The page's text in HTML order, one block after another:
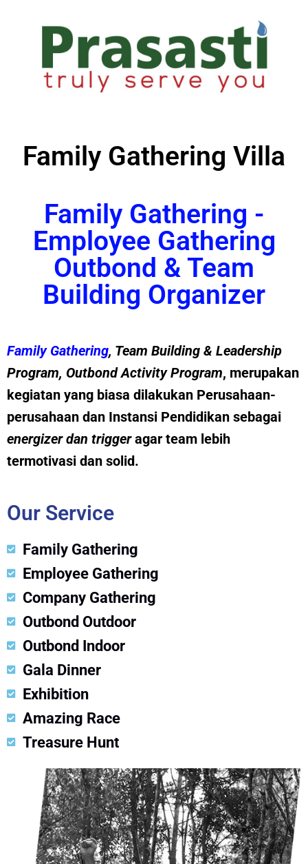
Family Gathering Villa
Family Gathering -
Employee Gathering
Outbond & Team
Building Organizer
Family Gathering, Team Building & Leadership
Program, Outbond Activity Program, merupakan
kegiatan yang biasa dilakukan Perusahaan-
perusahaan dan Instansi Pendidikan sebagai
energizer dan triggeragar team lebih
termotivasi dan solid.
Our Service
Family Gathering
Employee Gathering
Company Gathering
Outbond Outdoor
Outbond Indoor
Gala Dinner
Exhibition
Amazing Race
Treasure Hunt